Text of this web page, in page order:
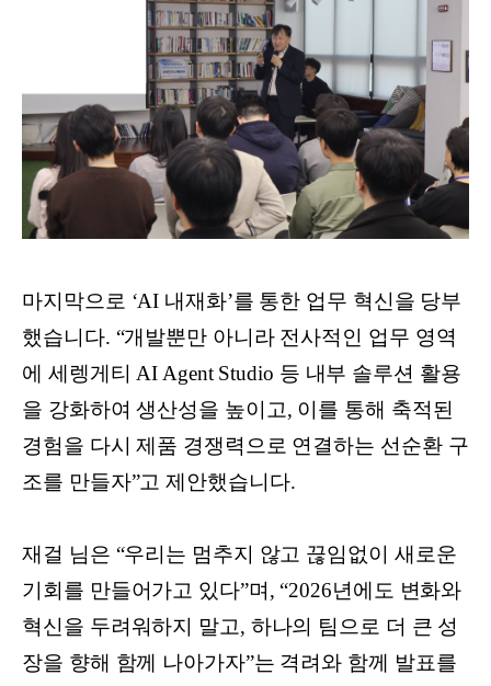
마지막으로 ‘AI 내재화’를 통한 업무 혁신을 당부
했습니다. “개발뿐만 아니라 전사적인 업무 영역
에 세렝게티 AI Agent Studio 등 내부 솔루션 활용
을 강화하여 생산성을 높이고, 이를 통해 축적된
경험을 다시 제품 경쟁력으로 연결하는 선순환 구
조를 만들자”고 제안했습니다.
재걸 님은 “우리는 멈추지 않고 끊임없이 새로운
기회를 만들어가고 있다”며, “2026년에도 변화와
혁신을 두려워하지 말고, 하나의 팀으로 더 큰 성
장을 향해 함께 나아가자”는 격려와 함께 발표를